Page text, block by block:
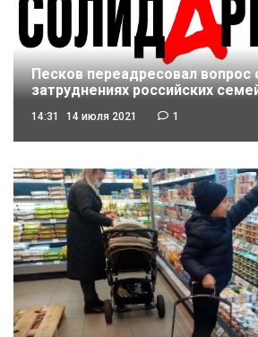
Песков переадресовал вопрос
затруднениях российских
14:31 14 июля 2021 1